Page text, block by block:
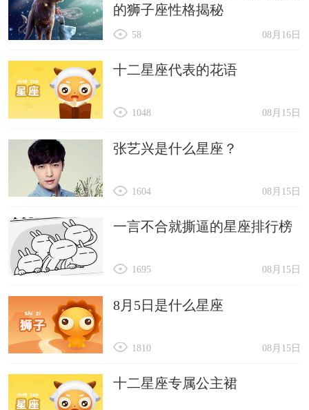
的狮子座性格揭秘
08月16日
58
十二星座代表的花语
08月15日
1048
张艺兴是什么星座？
08月15日
1604
一言不合就撕逼的星座排行榜
08月15日
1695
8月5日是什么星座
08月15日
1810
十二星座专属公主裙